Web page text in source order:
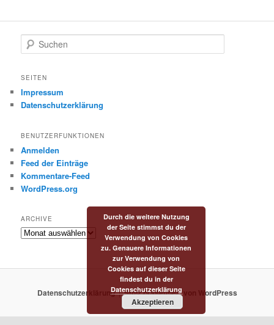
u
h
n
SEITEN
Impressum
Datenschutzerklärung
BENUTZERFUNKTIONEN
Anmelden
Feed der Einträge
Kommentare-Feed
WordPress.org
ARCHIVE
Archive
Datenschutzerklärung Stolz präsentiert von WordPress
Durch die weitere Nutzung
der Seite stimmst du der
Verwendung von Cookies
zu. Genauere Informationen
zur Verwendung von
Cookies auf dieser Seite
findest du in der
Datenschutzerklärung
Akzeptieren